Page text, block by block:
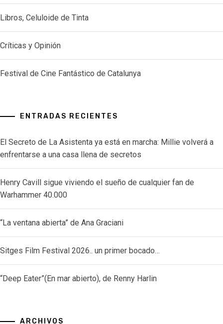
Libros, Celuloide de Tinta
Críticas y Opinión
Festival de Cine Fantástico de Catalunya
ENTRADAS RECIENTES
El Secreto de La Asistenta ya está en marcha: Millie volverá a
enfrentarse a una casa llena de secretos
Henry Cavill sigue viviendo el sueño de cualquier fan de
Warhammer 40.000
“La ventana abierta” de Ana Graciani
Sitges Film Festival 2026.. un primer bocado…
“Deep Eater”(En mar abierto), de Renny Harlin
ARCHIVOS